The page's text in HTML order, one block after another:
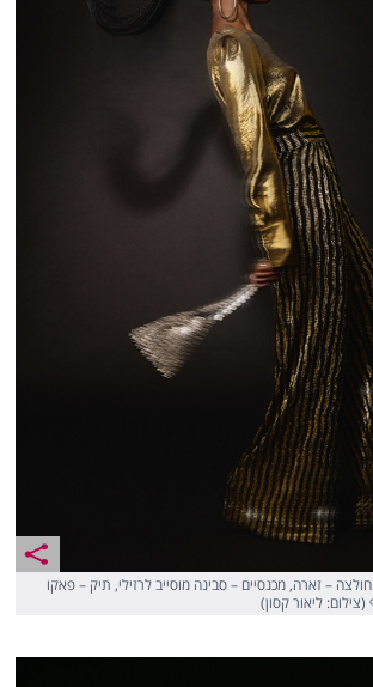
חולצה – זארה, מכנסיים – סבינה מוסייב לרזילי, תיק – פאקו
(צילום: ליאור קסון)